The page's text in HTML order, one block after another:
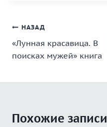
Навигация
по
записям
НАЗАД
«Лунная красавица. В
поисках мужей» книга
Похожие записи